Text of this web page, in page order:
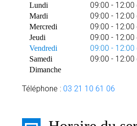
Lundi 09:00 -
Mardi 09:00 -
Mercredi 09:00 -
Jeudi 09:00 -
Vendredi 09:00 -
Samedi 09:00 -
Dimanche
Téléphone : 03 21 10 61 06